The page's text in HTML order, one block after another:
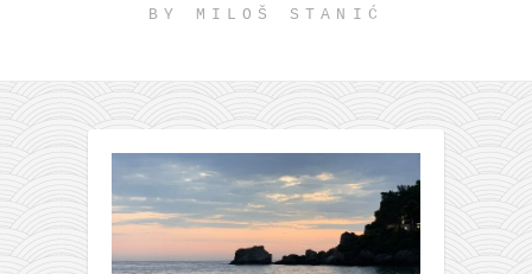
BY MILOŠ STANIĆ
Životne priče
internet poslovanje
ishranom do zdravlja
moj haiku
momenti i mesta
bonus sadržaj